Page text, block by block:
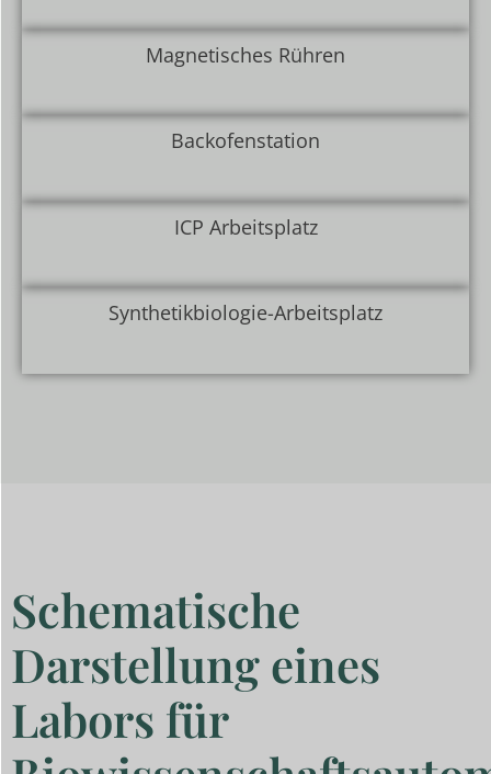
Magnetisches Rühren
Backofenstation
ICP Arbeitsplatz
Synthetikbiologie-Arbeitsplatz
Schematische
Darstellung eines
Labors für